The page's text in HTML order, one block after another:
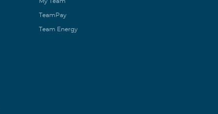
TeamPay
Team Energy